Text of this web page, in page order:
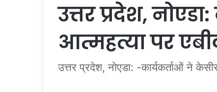
उत्तर प्रदेश,
आत्महत्या पर
उत्तर प्रदेश, नोएडा: -कार्यकर्ताओं ने